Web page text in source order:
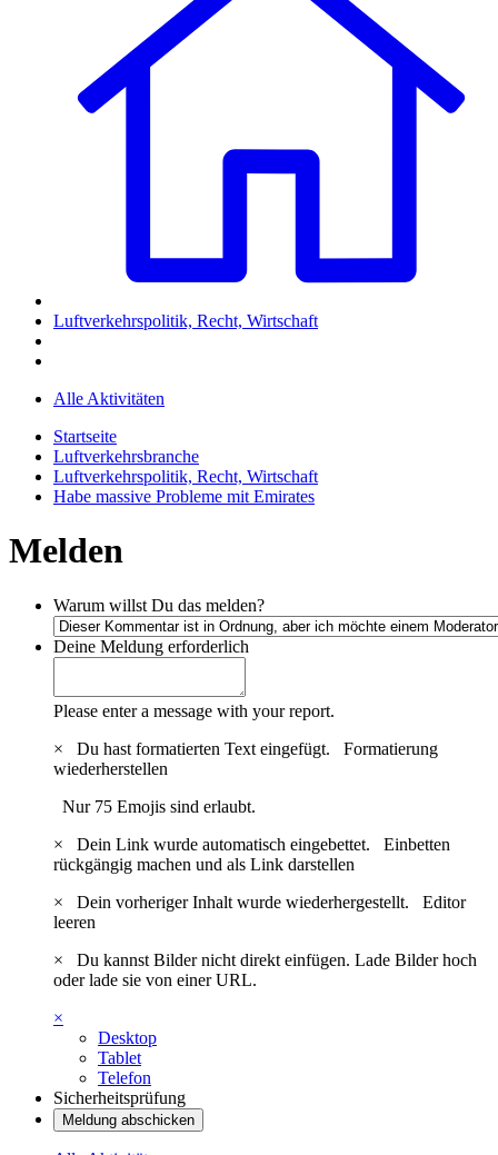
Luftverkehrspolitik, Recht, Wirtschaft
Alle Aktivitäten
Startseite
Luftverkehrsbranche
Luftverkehrspolitik, Recht, Wirtschaft
Habe massive Probleme mit Emirates
Melden
Warum willst Du das melden?
Deine Meldung erforderlich
Please enter a message with your report.
×
Du hast formatierten Text eingefügt. Formatierung
wiederherstellen
Nur 75 Emojis sind erlaubt.
×
Dein Link wurde automatisch eingebettet. Einbetten
rückgängig machen und als Link darstellen
×
Dein vorheriger Inhalt wurde wiederhergestellt. Editor
leeren
×
Du kannst Bilder nicht direkt einfügen. Lade Bilder hoch
oder lade sie von einer URL.
×
Desktop
Tablet
Telefon
Sicherheitsprüfung
Meldung abschicken